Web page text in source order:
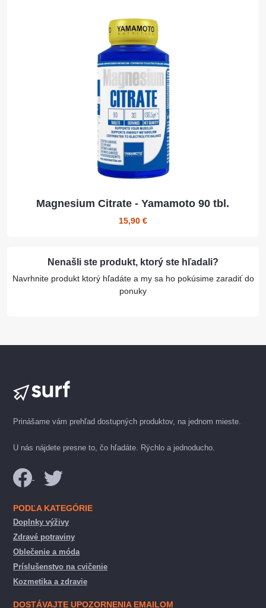
Magnesium Citrate - Yamamoto 90 tbl.
15,90 €
Nenašli ste produkt, ktorý ste hľadali?
Navrhnite produkt ktorý hľadáte a my sa ho pokúsime zaradiť do
ponuky
Prinášame vám prehľad dostupných produktov, na jednom mieste.
U nás nájdete presne to, čo hľadáte. Rýchlo a jednoducho.
PODĽA KATEGÓRIE
Doplnky výživy
Zdravé potraviny
Oblečenie a móda
Príslušenstvo na cvičenie
Kozmetika a zdravie
DOSTÁVAJTE UPOZORNENIA EMAILOM